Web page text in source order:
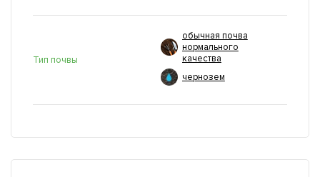
Тип почвы
обычная почва
нормального
качества
чернозем